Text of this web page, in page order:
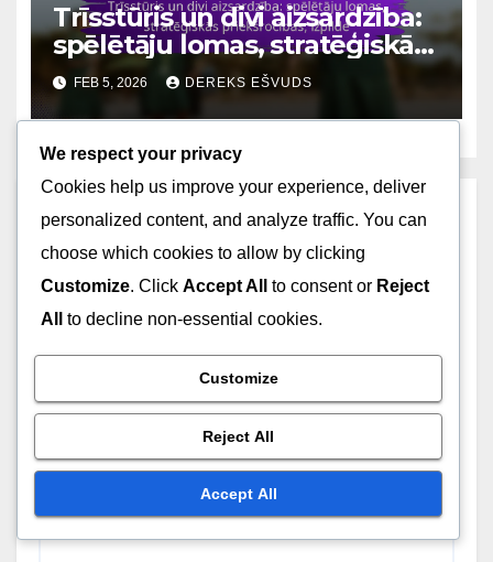
Trīsstūris un divi aizsardzība:
spēlētāju lomas, stratēģiskās
priekšrocības, izpilde
FEB 5, 2026 DEREKS EŠVUDS
Leave a Reply
Your email address will not be published.
Required
fields are marked
Comment*
We respect your privacy
Cookies help us improve your experience, deliver
personalized content, and analyze traffic. You can
choose which cookies to allow by clicking
Customize. Click Accept All to consent or Reject
All
to decline non-essential cookies.
Customize
Reject All
Accept All